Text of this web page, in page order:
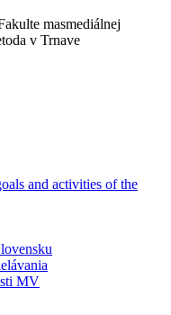
masmediálnej
v Trnave
and activities of the
MV